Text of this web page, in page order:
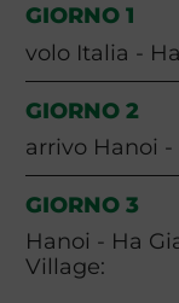
GIORNO 1
volo Italia -
GIORNO 2
arrivo Hanoi
GIORNO 3
Hanoi - Ha
Village: